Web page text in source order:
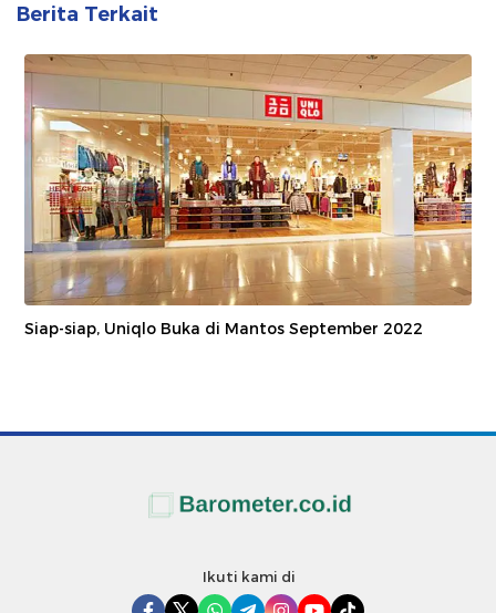
Berita Terkait
Siap-siap, Uniqlo Buka di Mantos September 2022
Ikuti kami di